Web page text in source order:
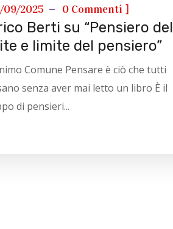
2025 0 Commenti ]
Berti su “Pensiero del
e limite del pensiero”
Comune Pensare è ciò che tutti
senza aver mai letto un libro È il
di pensieri...